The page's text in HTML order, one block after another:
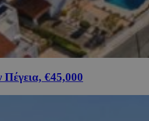
Πέγεια, €45,000